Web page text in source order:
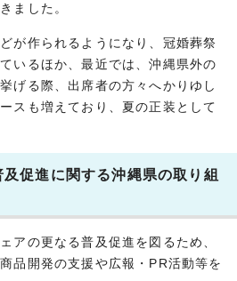
ました。
が作られるようになり、冠婚葬祭
いるほか、最近では、沖縄県外の
げる際、出席者の方々へかりゆし
スも増えており、夏の正装として
及促進に関する沖縄県の取り組
アの更なる普及促進を図るため、
品開発の支援や広報・PR活動等を